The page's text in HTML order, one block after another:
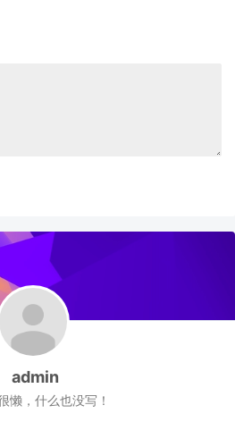
admin
懒，什么也没写！